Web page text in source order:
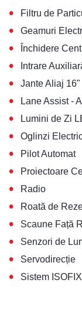
• Filtru de
• Geamuri
• Închidere
• Intrare
• Jante Aliaj 16"
• Lane Assist -
• Lumini de Zi
• Oglinzi
• Pilot Automat
• Proiectoare
• Radio
• Roată de
• Scaune Față
• Senzori de
• Servodirecție
• Sistem ISOFIX